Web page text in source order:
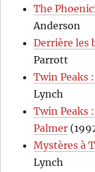
The
Anderson
Derrière les
Parrott
Twin Peaks
Lynch
Twin Peaks
Palmer
Mystères à
Lynch